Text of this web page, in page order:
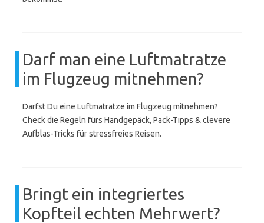
Darf man eine Luftmatratze
im Flugzeug mitnehmen?
Darfst Du eine Luftmatratze im Flugzeug mitnehmen?
Check die Regeln fürs Handgepäck, Pack-Tipps & clevere
Aufblas-Tricks für stressfreies Reisen.
Bringt ein integriertes
Kopfteil echten Mehrwert?